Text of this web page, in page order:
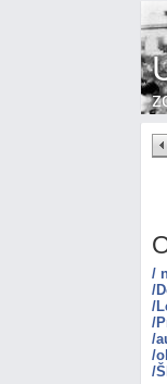
/
/
/
/
/
/
/